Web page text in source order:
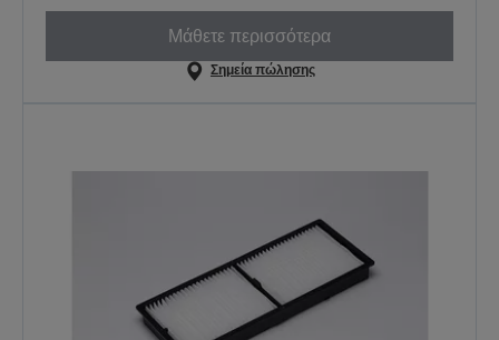
Μάθετε περισσότερα
Σημεία πώλησης